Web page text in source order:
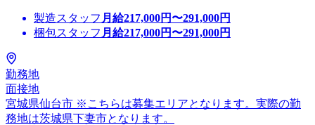
製造スタッフ 月給217,000円〜291,000円
梱包スタッフ 月給217,000円〜291,000円
勤務地
面接地
宮城県仙台市 ※こちらは募集エリアとなります。実際の勤
務地は茨城県下妻市となります。